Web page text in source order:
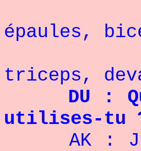
épaules,
triceps,
DU :
utilises-tu
AK :